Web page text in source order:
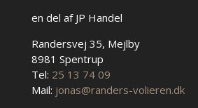
en del af JP Handel
Randersvej 35, Mejlby
8981 Spentrup
Tel: 25 13 74 09
Mail: jonas@randers-volieren.dk